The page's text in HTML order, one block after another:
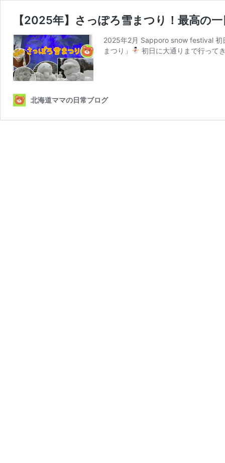
【2025年】さっぽろ雪まつり！最高の
2025年2月 Sapporo snow festival 初
まつり」
初日に大通りまで行って
北海道ママの日常ブログ